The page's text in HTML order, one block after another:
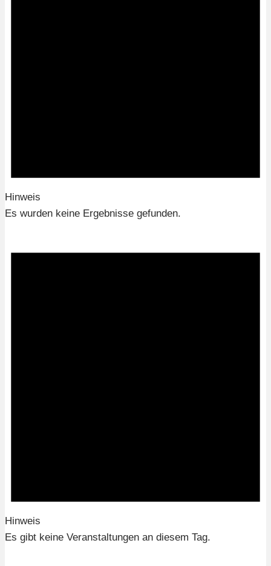
Hinweis
Es wurden keine Ergebnisse gefunden.
Hinweis
Es gibt keine Veranstaltungen an diesem Tag.